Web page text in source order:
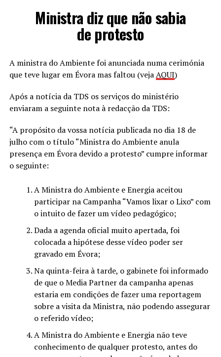
Ministra diz que não sabia
de protesto
A ministra do Ambiente foi anunciada numa cerimónia
que teve lugar em Évora mas faltou (vejaAQUI)
Após a notícia da TDS os serviços do ministério
enviaram a seguinte nota à redacção da TDS:
“A propósito da vossa notícia publicada no dia 18 de
julho com o título “Ministra do Ambiente anula
presença em Évora devido a protesto” cumpre informar
o seguinte:
A Ministra do Ambiente e Energia aceitou
participar na Campanha “Vamos lixar o Lixo” com
o intuito de fazer um vídeo pedagógico;
Dada a agenda oficial muito apertada, foi
colocada a hipótese desse vídeo poder ser
gravado em Évora;
Na quinta-feira à tarde, o gabinete foi informado
de que o Media Partner da campanha apenas
estaria em condições de fazer uma reportagem
sobre a visita da Ministra, não podendo assegurar
o referido vídeo;
A Ministra do Ambiente e Energia não teve
conhecimento de qualquer protesto, antes do